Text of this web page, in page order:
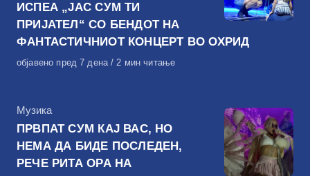
ИСПЕА „ЈАС СУМ ТИ
ПРИЈАТЕЛ“ СО БЕНДОТ НА
ФАНТАСТИЧНИОТ КОНЦЕРТ ВО ОХРИД
Објавено
објавено пред 7 дена 2 мин читање
КАтегорија
Музика
ПРВПАТ СУМ КАЈ ВАС, НО
НЕМА ДА БИДЕ ПОСЛЕДЕН,
РЕЧЕ РИТА ОРА НА